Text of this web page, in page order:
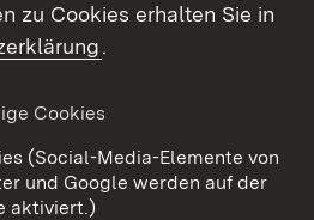
Datenschutz
Barrierefreiheit
Cookies
zu Cookies erhalten Sie in
.
Cookies
(Social-Media-Elemente von
und Google werden auf der
aktiviert.)